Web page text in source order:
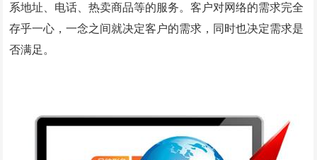
微信小程序案例
竞价托管案例
系地址、电话、热卖商品等的服务。客户对网络的需求完全
存乎一心，一念之间就决定客户的需求，同时也决定需求是
否满足。